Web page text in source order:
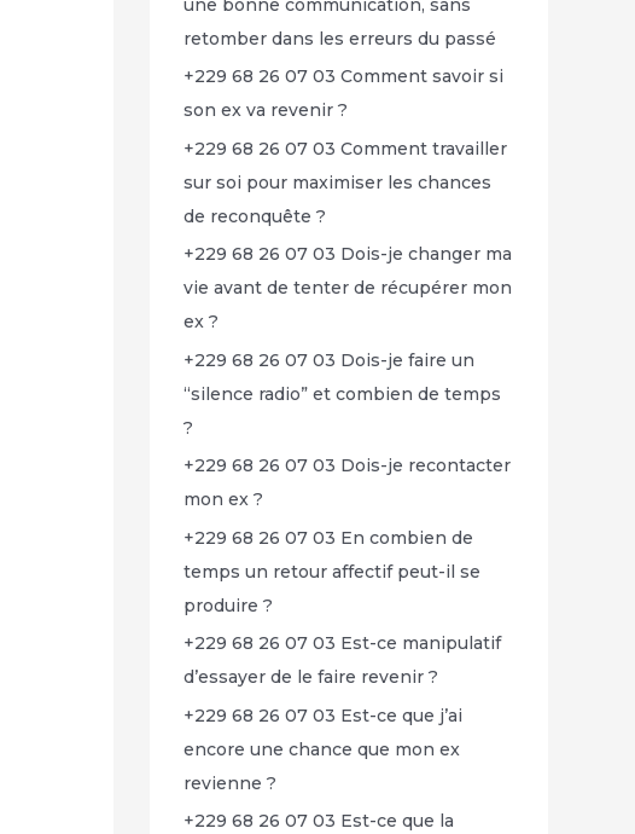
retomber dans les erreurs du passé
+229 68 26 07 03 Comment savoir si
son ex va revenir ?
+229 68 26 07 03 Comment travailler
sur soi pour maximiser les chances
de reconquête ?
+229 68 26 07 03 Dois-je changer ma
vie avant de tenter de récupérer mon
ex ?
+229 68 26 07 03 Dois-je faire un
“silence radio” et combien de temps
?
+229 68 26 07 03 Dois-je recontacter
mon ex ?
+229 68 26 07 03 En combien de
temps un retour affectif peut-il se
produire ?
+229 68 26 07 03 Est-ce manipulatif
d’essayer de le faire revenir ?
+229 68 26 07 03 Est-ce que j’ai
encore une chance que mon ex
revienne ?
+229 68 26 07 03 Est-ce que la